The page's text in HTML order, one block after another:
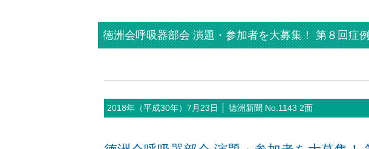
徳洲会呼吸器部会 演題・参加者を大募集！ 第８回症
2018年（平成30年）7月23日 │ 徳洲新聞 No.1143 2面